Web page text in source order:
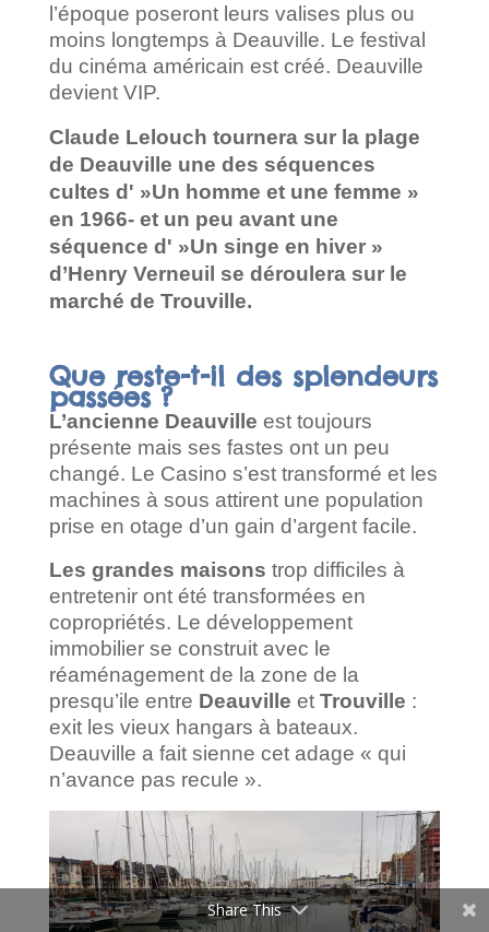
l’époque poseront leurs valises plus ou
moins longtemps à Deauville. Le festival
du cinéma américain est créé. Deauville
devient VIP.
Claude Lelouch tournera sur la plage
de Deauville une des séquences
cultes d' »Un homme et une femme »
en 1966- et un peu avant une
séquence d' »Un singe en hiver »
d’Henry Verneuil se déroulera sur le
marché de Trouville.
Que reste-t-il des splendeurs
passées ?
L’ancienne Deauville est toujours
présente mais ses fastes ont un peu
changé. Le Casino s’est transformé et les
machines à sous attirent une population
prise en otage d’un gain d’argent facile.
Les grandes maisons trop difficiles à
entretenir ont été transformées en
copropriétés. Le développement
immobilier se construit avec le
réaménagement de la zone de la
presqu’ile entre Deauville et Trouville :
exit les vieux hangars à bateaux.
Deauville a fait sienne cet adage « qui
n’avance pas recule ».
Share This